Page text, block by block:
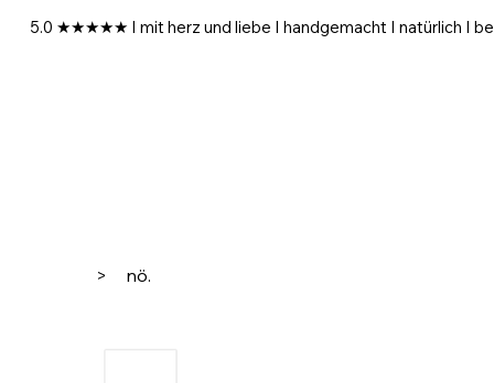
5.0 ★★★★★ I mit herz und liebe I handgemacht I natürlich I
> nö.